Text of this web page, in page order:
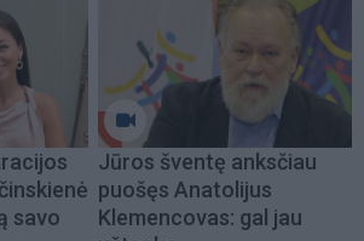
savo
Jūros šventę anksčiau
puošęs Anatolijus
Klemencovas: gal jau